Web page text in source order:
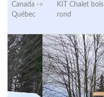
Canada ->
Québec
KIT Chalet bois
rond